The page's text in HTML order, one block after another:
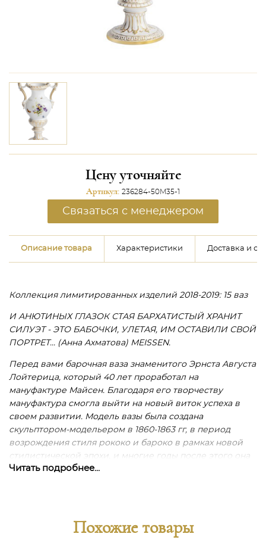
Цену уточняйте
Артикул: 236284-50M35-1
Связаться с менеджером
Описание товара Характеристики Доставка и
Коллекция лимитированных изделий 2018-2019: 15 ваз
И АНЮТИНЫХ ГЛАЗОК СТАЯ БАРХАТИСТЫЙ ХРАНИТ
СИЛУЭТ - ЭТО БАБОЧКИ, УЛЕТАЯ, ИМ ОСТАВИЛИ СВОЙ
ПОРТРЕТ... (Анна Ахматова) MEISSEN.
Перед вами барочная ваза знаменитого Эрнста Августа
Лойтерица, который 40 лет проработал на
мануфактуре Майсен. Благодаря его творчеству
мануфактура смогла выйти на новый виток успеха в
своем развитии. Модель вазы была создана
скульптором-модельером в 1860-1863 гг, в период
возрождения стиля рококо и бароко в рамках новой
стилистической эпохи, и многие годы после этого она
была одной из визитных карточек Майсенской
декорированных изящной позолотой. Приглядитесь к
тонкому оформлению декоративного рельефа вазы на
Читать подробнее...
Похожие товары